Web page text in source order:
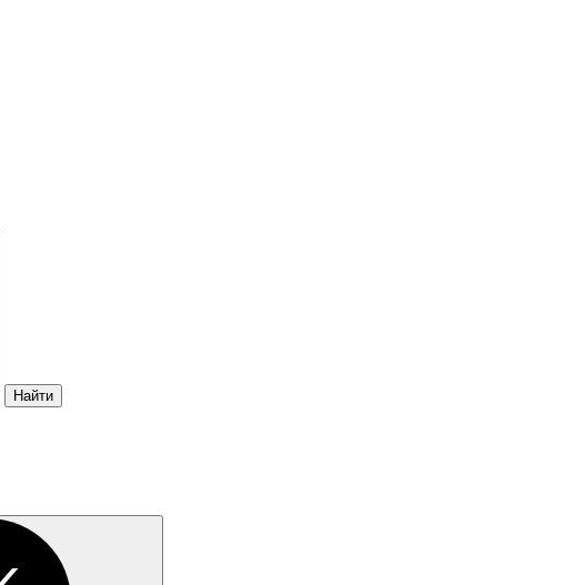
Найти